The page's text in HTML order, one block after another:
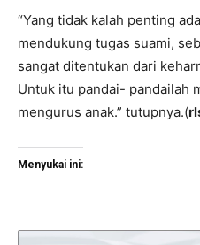
“Yang tidak kalah penting
mendukung tugas suami,
sangat ditentukan dari
Untuk itu pandai- pandailah
mengurus anak.” tutupnya.(
Menyukai ini: